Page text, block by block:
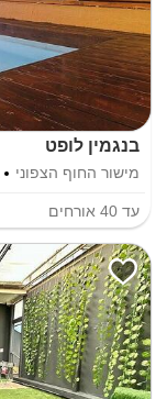
בנגמין לופט
מישור החוף הצפוני
עד 40 אורחים